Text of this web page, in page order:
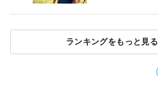
JOYX OPEN】
ランキングをもっと見る